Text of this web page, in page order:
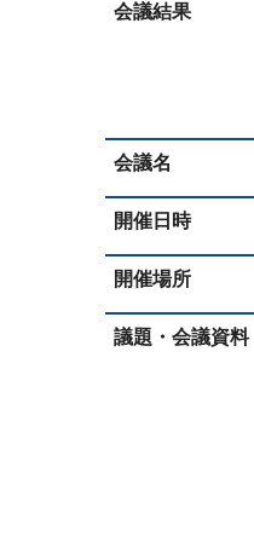
会議結果
会議名
開催日時
開催場所
議題・会議資料